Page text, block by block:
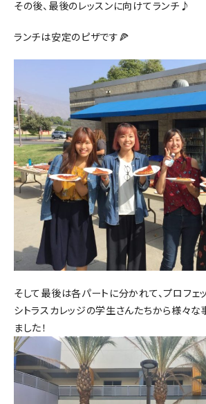
その後、最後のレッスンに向けてランチ♪
ランチは安定のピザです🍕
そして最後は各パートに分かれて、プロフェ
シトラスカレッジの学生さんたちから様々
ました！